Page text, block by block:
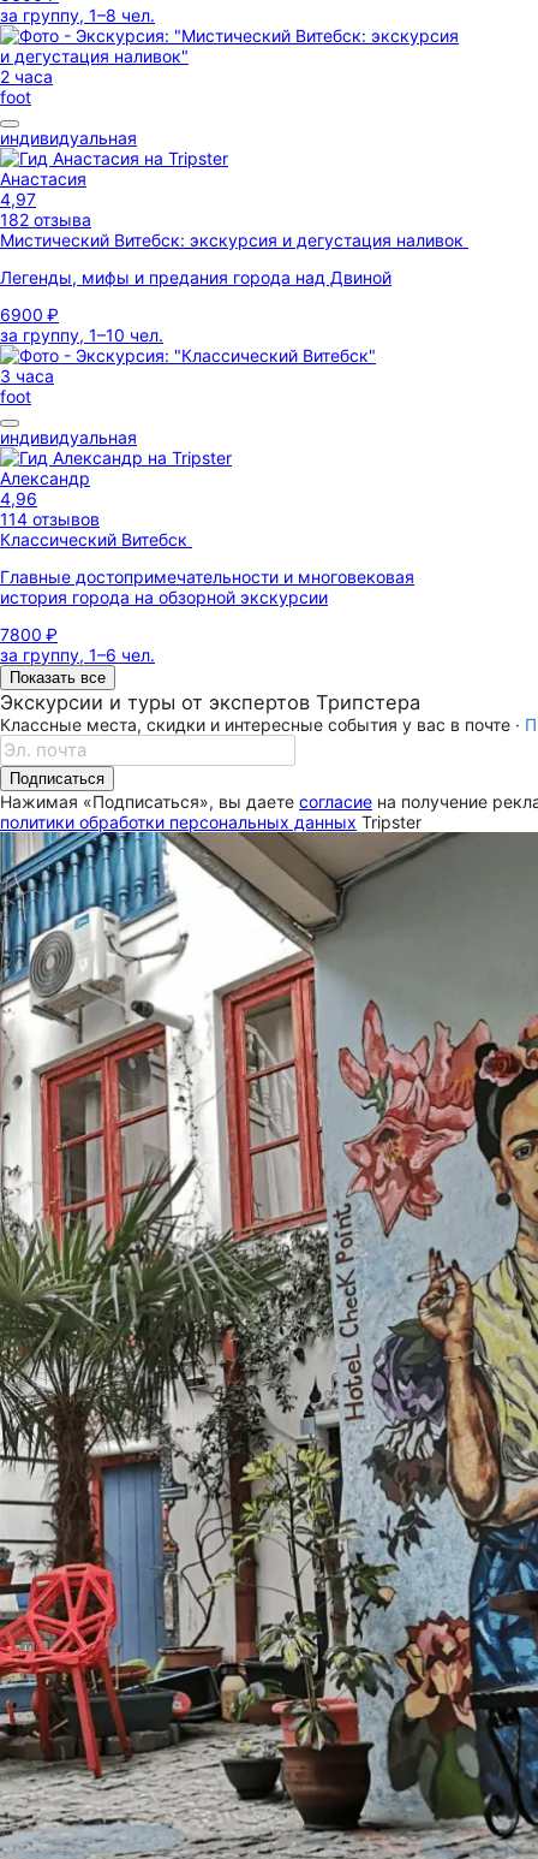
за группу, 1–8 чел.
2 часа
foot
индивидуальная
Анастасия
4,97
182 отзыва
Мистический Витебск: экскурсия и дегустация наливок
Легенды, мифы и предания города над Двиной
6900 ₽
за группу, 1–10 чел.
3 часа
foot
индивидуальная
Александр
4,96
114 отзывов
Классический Витебск
Главные достопримечательности и многовековая
история города на обзорной экскурсии
7800 ₽
за группу, 1–6 чел.
Показать все
Экскурсии и туры от экспертов Трипстера
Классные места, скидки и интересные события у вас в почте ·
Подписаться
Нажимая «Подписаться», вы даете согласие на получение
политики обработки персональных данных Tripster